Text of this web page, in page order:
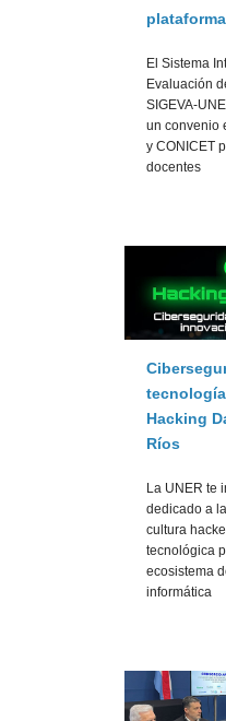
plataforma
El Sistema
Evaluación
SIGEVA-
un convenio
y CONICET
docentes
Hacking
Ríos
La UNER te
dedicado a
cultura
tecnológica
ecosistema
informática